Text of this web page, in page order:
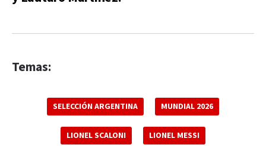
Temas:
SELECCIÓN ARGENTINA MUNDIAL 2026
LIONEL SCALONI LIONEL MESSI